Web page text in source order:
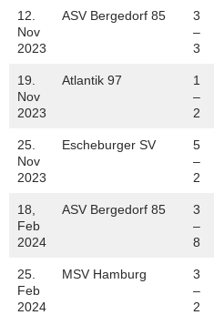
12.
Nov
2023
ASV Bergedorf 85
3
–
3
19.
Nov
2023
Atlantik 97
1
–
2
25.
Nov
2023
Escheburger SV
5
–
2
18,
Feb
2024
ASV Bergedorf 85
3
–
8
25.
Feb
2024
MSV Hamburg
3
–
2